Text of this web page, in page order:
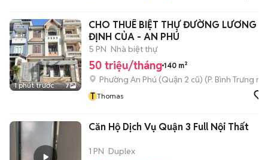
1 phút trước 7
CHO THUÊ BIỆT THỰ ĐƯỜNG LƯƠNG
ĐỊNH CỦA - AN PHÚ
5 PN Nhà biệt thự
50 triệu/tháng 140 m²
Phường An Phú (Quận 2 cũ) (P. Bình Trưng
T Thomas
Căn Hộ Dịch Vụ Quận 3 Full Nội Thất
1 PN Duplex